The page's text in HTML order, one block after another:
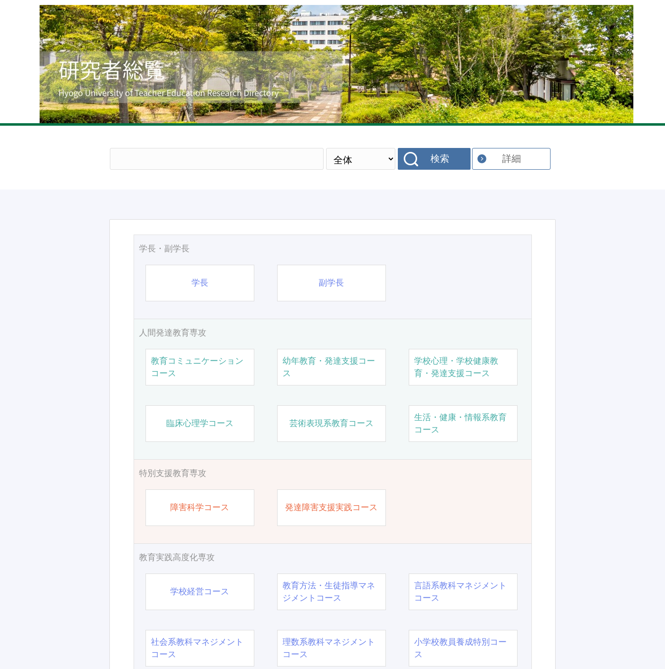
English
検索 詳細
学長・副学長
学長 副学長
人間発達教育専攻
教育コミュニケーション
コース
幼年教育・発達支援コー
ス
学校心理・学校健康教
育・発達支援コース
臨床心理学コース 芸術表現系教育コース
生活・健康・情報系教育
コース
特別支援教育専攻
障害科学コース 発達障害支援実践コース
教育実践高度化専攻
学校経営コース
教育方法・生徒指導マネ
ジメントコース
言語系教科マネジメント
コース
社会系教科マネジメント
コース
理数系教科マネジメント
コース
小学校教員養成特別コー
ス